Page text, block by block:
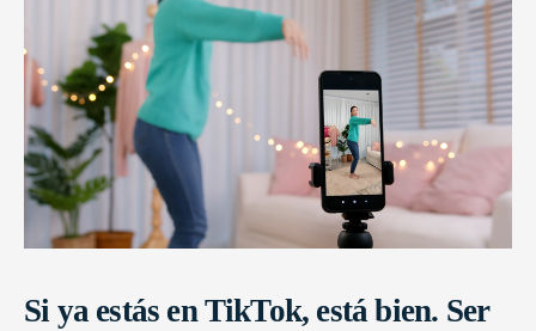
Si ya estás en TikTok, está bien. Ser